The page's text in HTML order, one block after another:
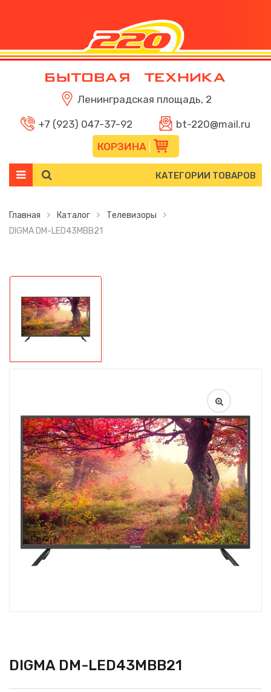
Ленинградская площадь, 2
+7 (923) 047-37-92
bt-220@mail.ru
КОРЗИНА
КАТЕГОРИИ ТОВАРОВ
Главная Каталог
Телевизоры
DIGMA DM-LED43MBB21
DIGMA DM-LED43MBB21